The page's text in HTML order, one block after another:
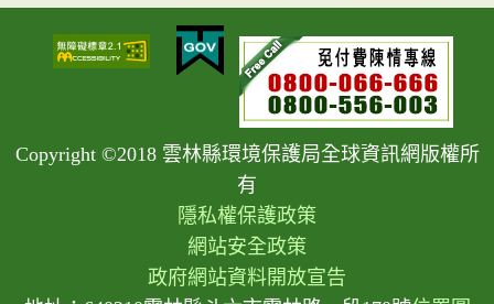
Copyright ©2018 雲林縣環境保護局全球資訊網版權所
有
隱私權保護政策
網站安全政策
政府網站資料開放宣告